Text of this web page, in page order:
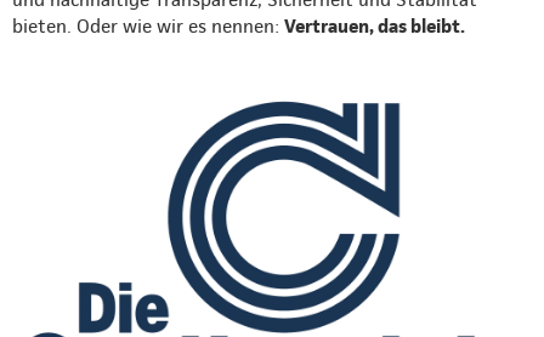
bieten. Oder wie wir es nennen: Vertrauen, das bleibt.